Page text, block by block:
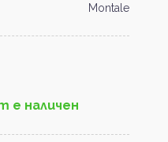
Montale
е наличен